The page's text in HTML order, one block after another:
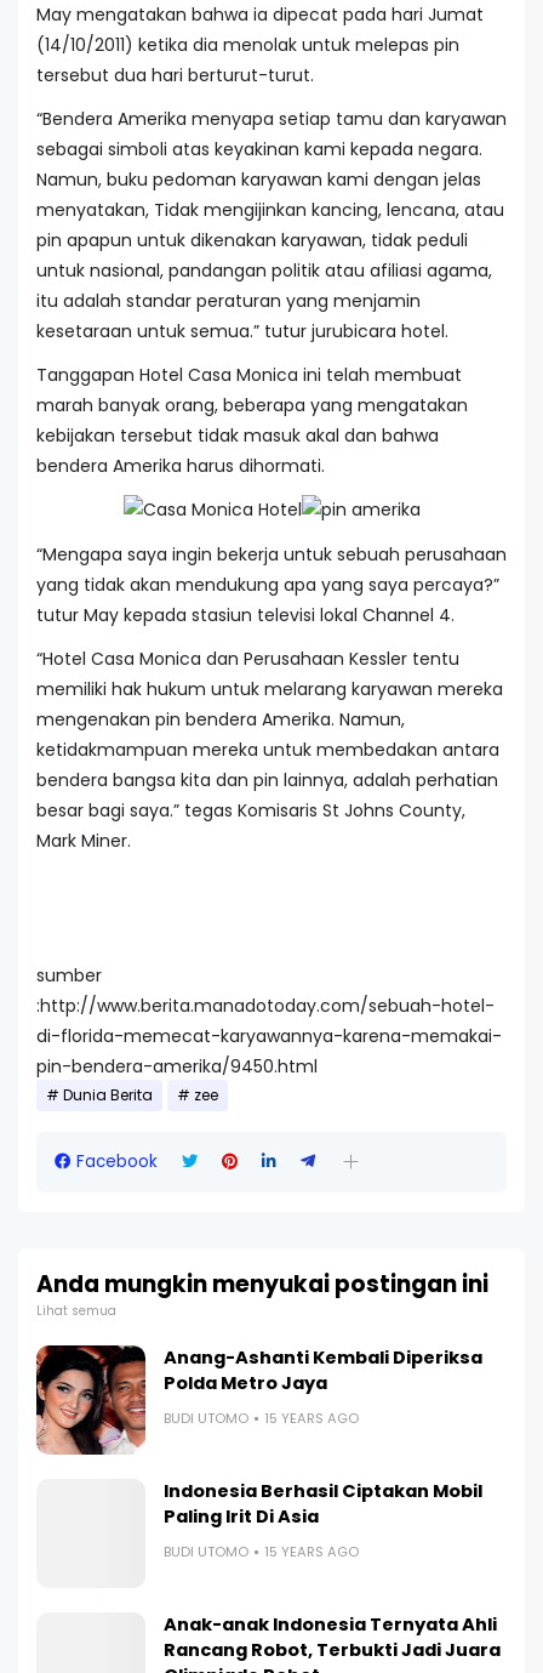
May mengatakan bahwa ia dipecat pada hari Jumat
(14/10/2011) ketika dia menolak untuk melepas pin
tersebut dua hari berturut-turut.
“Bendera Amerika menyapa setiap tamu dan karyawan
sebagai simboli atas keyakinan kami kepada negara.
Namun, buku pedoman karyawan kami dengan jelas
menyatakan, Tidak mengijinkan kancing, lencana, atau
pin apapun untuk dikenakan karyawan, tidak peduli
untuk nasional, pandangan politik atau afiliasi agama,
itu adalah standar peraturan yang menjamin
kesetaraan untuk semua.” tutur jurubicara hotel.
Tanggapan Hotel Casa Monica ini telah membuat
marah banyak orang, beberapa yang mengatakan
kebijakan tersebut tidak masuk akal dan bahwa
bendera Amerika harus dihormati.
“Mengapa saya ingin bekerja untuk sebuah perusahaan
yang tidak akan mendukung apa yang saya percaya?”
tutur May kepada stasiun televisi lokal Channel 4.
“Hotel Casa Monica dan Perusahaan Kessler tentu
memiliki hak hukum untuk melarang karyawan mereka
mengenakan pin bendera Amerika. Namun,
ketidakmampuan mereka untuk membedakan antara
bendera bangsa kita dan pin lainnya, adalah perhatian
besar bagi saya.” tegas Komisaris St Johns County,
Mark Miner.
sumber
:http://www.berita.manadotoday.com/sebuah-hotel-
di-florida-memecat-karyawannya-karena-memakai-
pin-bendera-amerika/9450.html
Dunia Berita zee
Facebook
Anda mungkin menyukai postingan ini
Lihat semua
Anang-Ashanti Kembali Diperiksa
Polda Metro Jaya
BUDI UTOMO 15 YEARS AGO
Indonesia Berhasil Ciptakan Mobil
Paling Irit Di Asia
BUDI UTOMO 15 YEARS AGO
Anak-anak Indonesia Ternyata Ahli
Rancang Robot, Terbukti Jadi Juara